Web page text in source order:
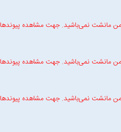
مانشت نمی‌باشید. جهت مشاهده پیوندها
مانشت نمی‌باشید. جهت مشاهده پیوندها
مانشت نمی‌باشید. جهت مشاهده پیوندها